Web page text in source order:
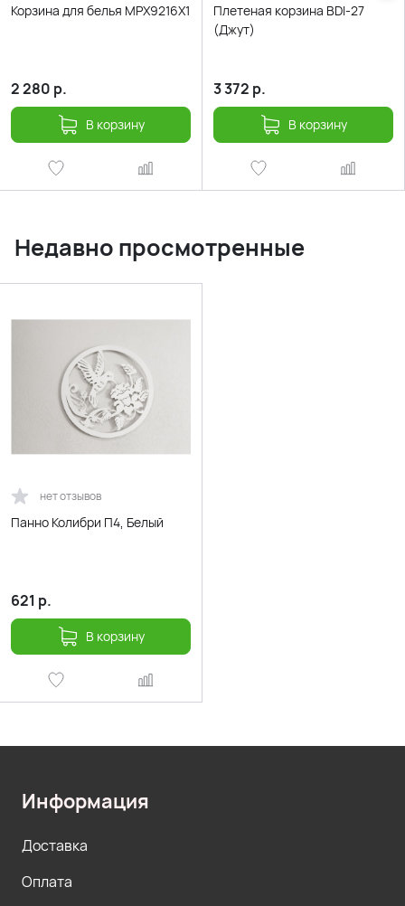
Корзина для белья MPX9216X1
2 280 р.
В корзину
Плетеная корзина BDI-27
(Джут)
3 372 р.
В корзину
Недавно просмотренные
нет отзывов
Панно Колибри П4, Белый
621 р.
В корзину
Информация
Доставка
Оплата